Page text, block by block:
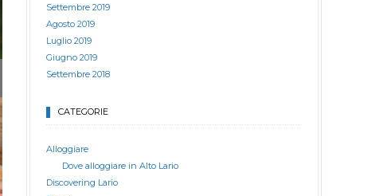
Settembre 2019
Agosto 2019
Luglio 2019
Giugno 2019
Settembre 2018
CATEGORIE
Alloggiare
Dove alloggiare in Alto Lario
Discovering Lario